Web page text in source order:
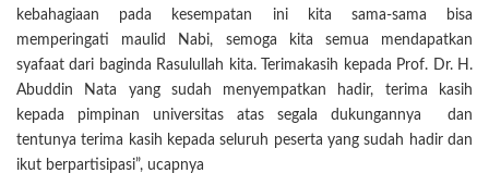
kebahagiaan pada kesempatan ini kita sama-sama bisa
memperingati maulid Nabi, semoga kita semua mendapatkan
syafaat dari baginda Rasulullah kita. Terimakasih kepada Prof. Dr. H.
Abuddin Nata yang sudah menyempatkan hadir, terima kasih
kepada pimpinan universitas atas segala dukungannya dan
tentunya terima kasih kepada seluruh peserta yang sudah hadir dan
ikut berpartisipasi”, ucapnya